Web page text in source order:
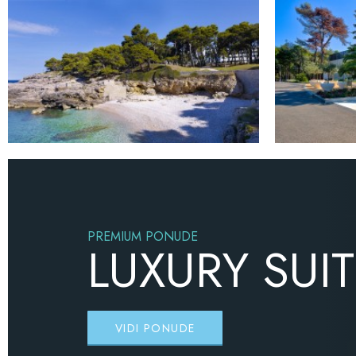
PREMIUM PONUDE
LUXURY
VIDI PONUDE